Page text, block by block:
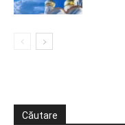
Căutare